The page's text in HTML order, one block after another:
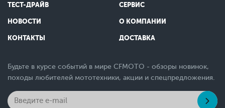
ТЕСТ-ДРАЙВ СЕРВИС
НОВОСТИ О КОМПАНИИ
КОНТАКТЫ ДОСТАВКА
Будьте в курсе событий в мире CFMOTO - обзоры новинок,
походы любителей мототехники, акции и спецпредложения.